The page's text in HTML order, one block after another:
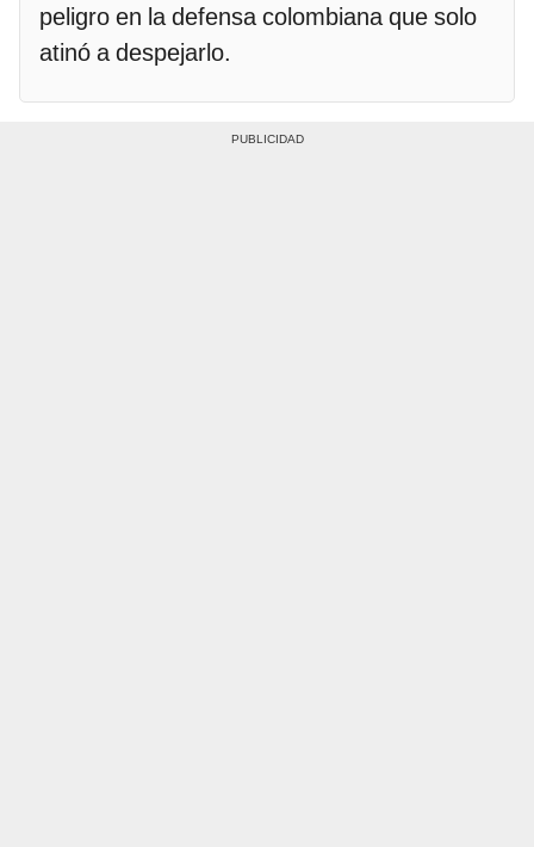
peligro en la defensa colombiana que solo
atinó a despejarlo.